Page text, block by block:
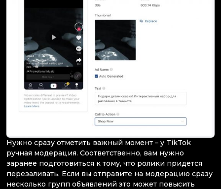
Нужно сразу отметить важный момент – у TikTok
ручная модерация. Соответственно, вам нужно
заранее подготовиться к тому, что ролики придется
перезаливать. Если вы отправите на модерацию сразу
несколько групп объявлений это может повысить